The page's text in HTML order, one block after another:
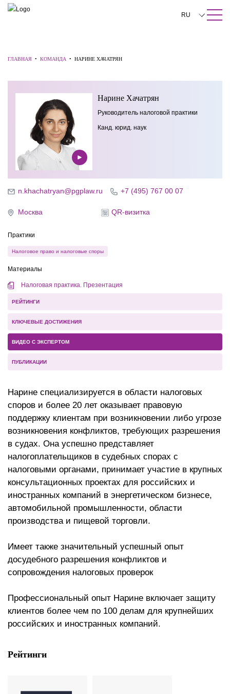
ПОИСК ПО САЙТУ Закрыть
RU
日本語
ГЛАВНАЯ • КОМАНДА • НАРИНЕ ХАЧАТРЯН
Нарине Хачатрян
Руководитель налоговой практики
Канд. юрид. наук
n.khachatryan@pgplaw.ru +7 (495) 767 00 07
Москва QR-визитка
Практики
Налоговое право и налоговые споры
Материалы
Налоговая практика. Презентация
РЕЙТИНГИ
КЛЮЧЕВЫЕ ДОСТИЖЕНИЯ
ВИДЕО С ЭКСПЕРТОМ
ПУБЛИКАЦИИ
Нарине специализируется в области налоговых
споров и более 20 лет оказывает правовую
поддержку клиентам при возникновении либо угрозе
возникновения конфликтов, требующих разрешения
в судах. Она успешно представляет
налогоплательщиков в судебных спорах с
налоговыми органами, принимает участие в крупных
консультационных проектах для российских и
иностранных компаний в энергетическом бизнесе,
автомобильной промышленности, области
производства и пищевой торговли.
Имеет также значительный успешный опыт
досудебного разрешения конфликтов и
сопровождения налоговых проверок
Профессиональный опыт Нарине включает защиту
клиентов более чем по 100 делам для крупнейших
российских и иностранных компаний.
Рейтинги